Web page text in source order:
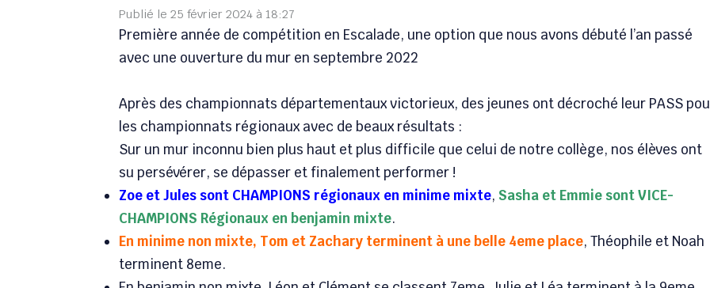
Publié le 25 février 2024 à 18:27
Première année de compétition en Escalade, une option que nous avons débuté l’an passé
avec une ouverture du mur en septembre 2022
Après des championnats départementaux victorieux, des jeunes ont décroché leur PASS
les championnats régionaux avec de beaux résultats :
Sur un mur inconnu bien plus haut et plus difficile que celui de notre collège, nos élèves ont
su persévérer, se dépasser et finalement performer !
Zoe et Jules sont CHAMPIONS régionaux en minime mixte, Sasha et Emmie sont VICE-
CHAMPIONS Régionaux en benjamin mixte.
En minime non mixte, Tom et Zachary terminent à une belle 4eme place, Théophile et Noah
terminent 8eme.